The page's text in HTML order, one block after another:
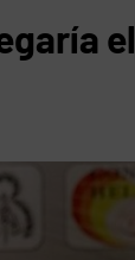
el